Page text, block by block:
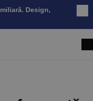
Design,